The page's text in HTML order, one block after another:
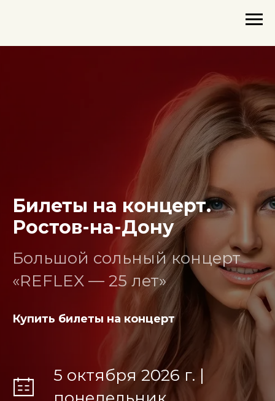
Билеты на концерт.
Ростов-на-Дону
Большой сольный концерт
«REFLEX — 25 лет»
Купить билеты на концерт
5 октября 2026 г. |